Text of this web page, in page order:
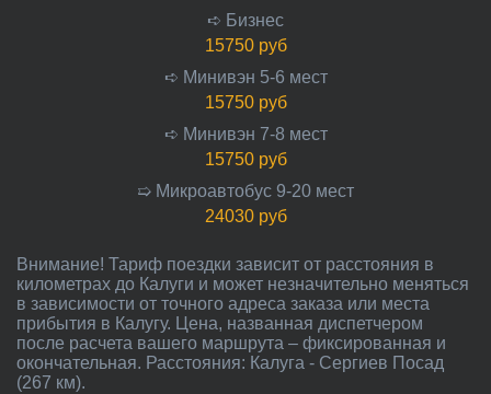
➪ Бизнес
15750 руб
➪ Минивэн 5-6 мест
15750 руб
➪ Минивэн 7-8 мест
15750 руб
➯ Микроавтобус 9-20 мест
24030 руб
Внимание! Тариф поездки зависит от расстояния в
километрах до Калуги и может незначительно меняться
в зависимости от точного адреса заказа или места
прибытия в Калугу. Цена, названная диспетчером
после расчета вашего маршрута – фиксированная и
окончательная. Расстояния: Калуга - Сергиев Посад
(267 км).